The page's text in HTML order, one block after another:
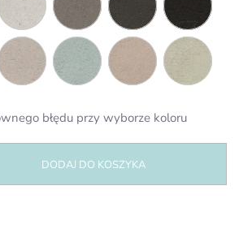
błędu przy wyborze koloru
DODAJ DO KOSZYKA